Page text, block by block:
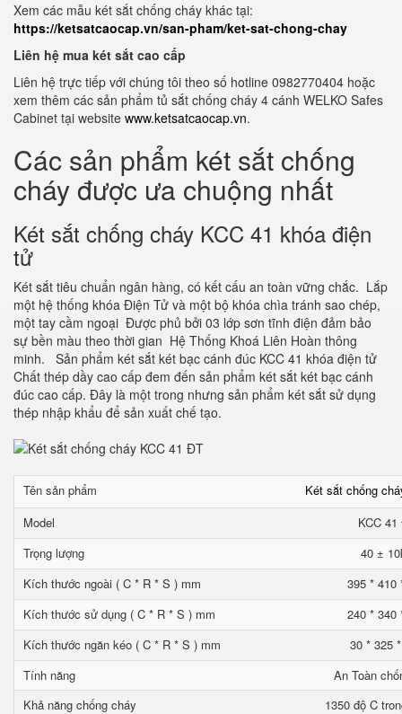
Xem các mẫu két sắt chống cháy khác tại:
https://ketsatcaocap.vn/san-pham/ket-sat-chong-chay
Liên hệ mua két sắt cao cấp
Liên hệ trực tiếp với chúng tôi theo số hotline 0982770404 hoặc
xem thêm các sản phẩm tủ sắt chống cháy 4 cánh WELKO Safes
Cabinet tại website www.ketsatcaocap.vn.
Các sản phẩm két sắt chống
cháy được ưa chuộng nhất
Két sắt chống cháy KCC 41 khóa điện
tử
Két sắt tiêu chuẩn ngân hàng, có kết cấu an toàn vững chắc. Lắp
một hệ thống khóa Điện Tử và một bộ khóa chìa tránh sao chép,
một tay cầm ngoại Được phủ bởi 03 lớp sơn tĩnh điện đảm bảo
sự bền màu theo thời gian Hệ Thống Khoá Liên Hoàn thông
minh. Sản phẩm két sắt két bạc cánh đúc KCC 41 khóa điện tử
Chất thép dầy cao cấp đem đến sản phẩm két sắt két bạc cánh
đúc cao cấp. Đây là một trong nhưng sản phẩm két sắt sử dụng
thép nhập khẩu để sản xuất chế tạo.
Tên sản phẩm
Két sắt chống
Model
KCC
Trọng lượng
40 ±
Kích thước ngoài ( C * R * S ) mm
395 * 410
Kích thước sử dụng ( C * R * S ) mm
240 * 340
Kích thước ngăn kéo ( C * R * S ) mm
30 * 325
Tính năng
An Toàn
Khả năng chống cháy
1350 độ C